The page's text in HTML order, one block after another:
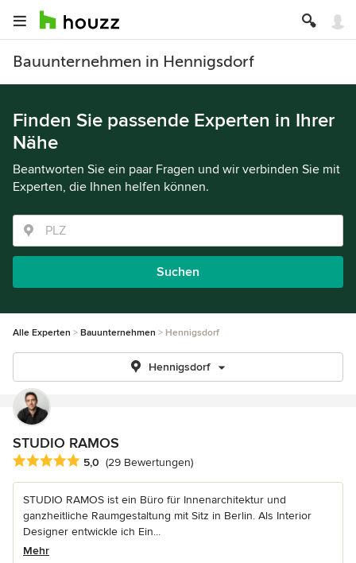
Bauunternehmen in Hennigsdorf
Finden Sie passende Experten in Ihrer
Nähe
Beantworten Sie ein paar Fragen und wir verbinden Sie mit
Experten, die Ihnen helfen können.
Suchen
Alle Experten Bauunternehmen Hennigsdorf
Hennigsdorf
STUDIO RAMOS
Durchschnittliche Bewertung: 5 von 5 Sternen
5,0 (29 Bewertungen)
STUDIO RAMOS ist ein Büro für Innenarchitektur und
ganzheitliche Raumgestaltung mit Sitz in Berlin. Als Interior
Designer entwickle ich Ein...
Mehr